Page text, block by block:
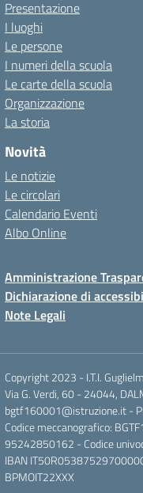
Presentazione
I luoghi
Le persone
I numeri della scuola
Le carte della scuola
Organizzazione
La storia
Novità
Le notizie
Le circolari
Calendario Eventi
Albo Online
Amministrazione
Dichiarazione di
Note Legali
Copyright 2023 - I.T.I.
Via G. Verdi, 60 - 24044,
bgtf160001@istruzione.it -
Codice meccanografico:
95242850162 - Codice
IBAN
BPMOIT22XXX